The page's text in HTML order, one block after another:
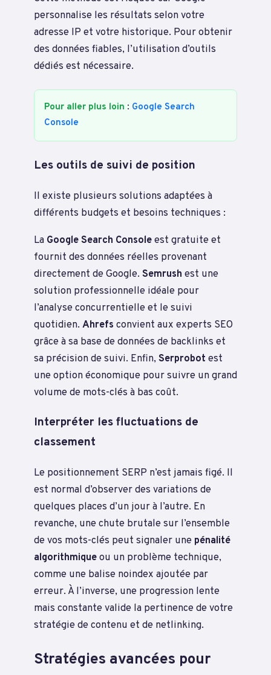
personnalise les résultats selon votre
adresse IP et votre historique. Pour obtenir
des données fiables, l’utilisation d’outils
dédiés est nécessaire.
Pour aller plus loin : Google Search
Console
Les outils de suivi de position
Il existe plusieurs solutions adaptées à
différents budgets et besoins techniques :
La Google Search Consoleest gratuite et
fournit des données réelles provenant
directement de Google. Semrush est une
solution professionnelle idéale pour
l’analyse concurrentielle et le suivi
quotidien. Ahrefs convient aux experts SEO
grâce à sa base de données de backlinks et
sa précision de suivi. Enfin, Serprobot est
une option économique pour suivre un grand
volume de mots-clés à bas coût.
Interpréter les fluctuations de
classement
Le positionnement SERP n’est jamais figé. Il
est normal d’observer des variations de
quelques places d’un jour à l’autre. En
revanche, une chute brutale sur l’ensemble
de vos mots-clés peut signaler une pénalité
algorithmiqueou un problème technique,
comme une balise noindex ajoutée par
erreur. À l’inverse, une progression lente
mais constante valide la pertinence de votre
stratégie de contenu et de netlinking.
Stratégies avancées pour